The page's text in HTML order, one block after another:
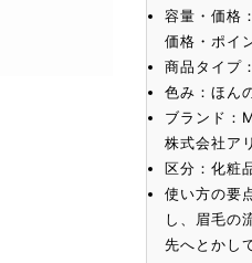
容量・価格
価格・ポイ
商品タイプ
色み：ほん
ブランド：
株式会社ア
区分：化粧
使い方の要
し、眉毛の
先へとかし